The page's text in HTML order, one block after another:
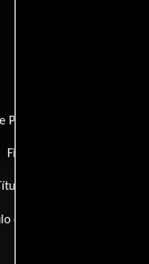
Perigoso
Finlandia (título de TV):
de TV):
original: